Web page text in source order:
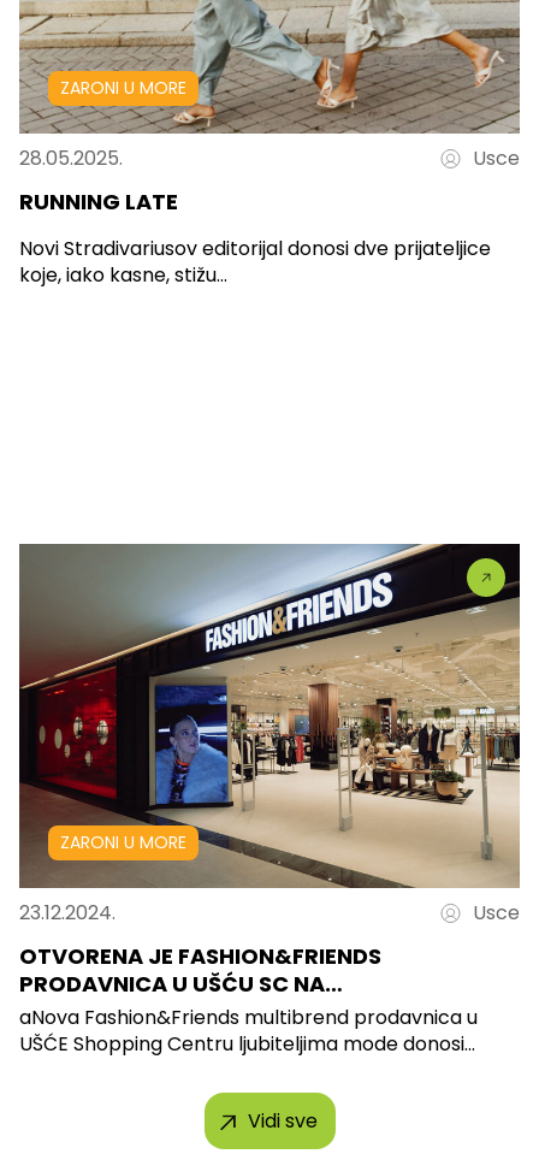
ZARONI U MORE
28.05.2025. Usce
RUNNING LATE
Novi Stradivariusov editorijal donosi dve prijateljice
koje, iako kasne, stižu...
ZARONI U MORE
23.12.2024. Usce
OTVORENA JE FASHION&FRIENDS
PRODAVNICA U UŠĆU SC NA…
aNova Fashion&Friends multibrend prodavnica u
UŠĆE Shopping Centru ljubiteljima mode donosi...
Vidi sve